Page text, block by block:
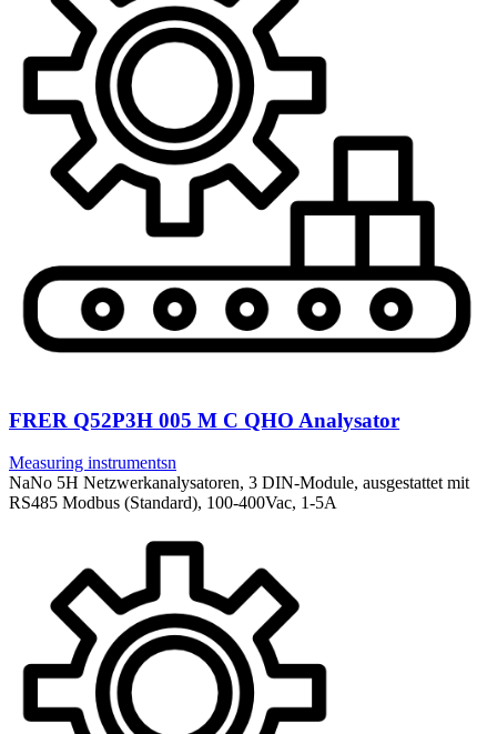
FRER Q52P3H 005 M C QHO Analysator
Measuring instrumentsn
NaNo 5H Netzwerkanalysatoren, 3 DIN-Module, ausgestattet mit
RS485 Modbus (Standard), 100-400Vac, 1-5A